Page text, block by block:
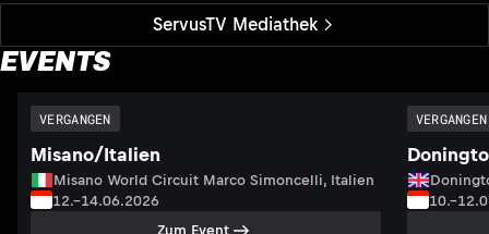
ServusTV Mediathek
EVENTS
VERGANGEN
Misano/Italien
Misano World Circuit Marco Simoncelli, Italien
12.–14.06.2026
Zum Event
VERGANGEN